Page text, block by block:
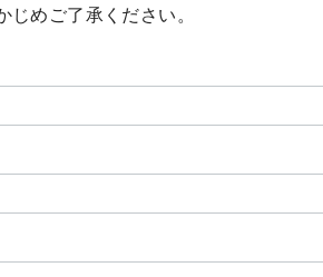
めご了承ください。